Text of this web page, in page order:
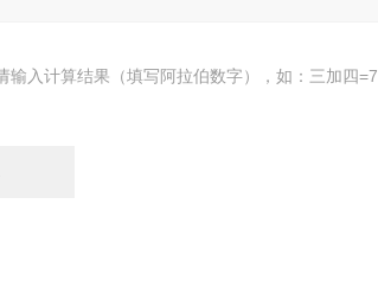
输入计算结果（填写阿拉伯数字），如：三加四=7